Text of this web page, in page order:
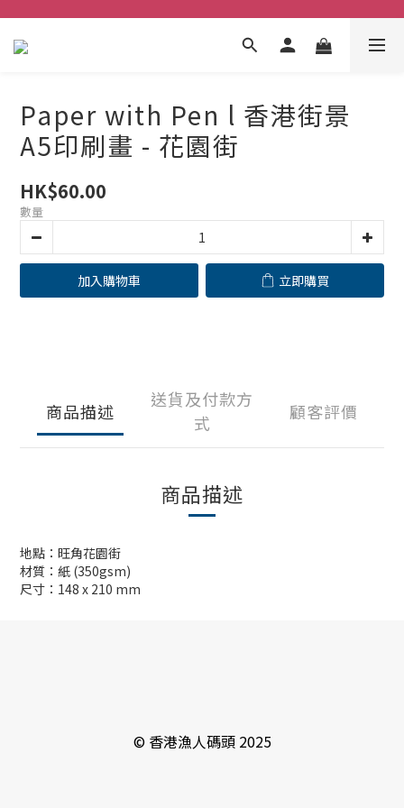
Paper with Pen l 香港街景
A5印刷畫 - 花園街
HK$60.00
數量
加入購物車 立即購買
商品描述
送貨及付款方
式
顧客評價
商品描述
地點：旺角花園街
材質：紙 (350gsm)
尺寸：148 x 210 mm
© 香港漁人碼頭 2025